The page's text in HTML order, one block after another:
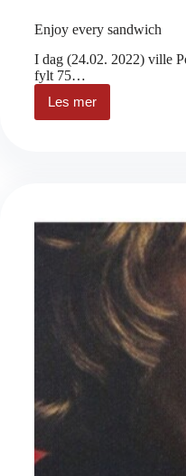
Enjoy every sandwich
I dag (24.02. 2022) ville
fylt 75…
Les mer
Enjoy
every